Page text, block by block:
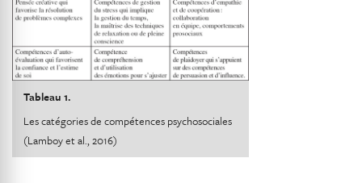
Tableau 1.
Les catégories de compétences psychosociales
(Lamboy et al., 2016)